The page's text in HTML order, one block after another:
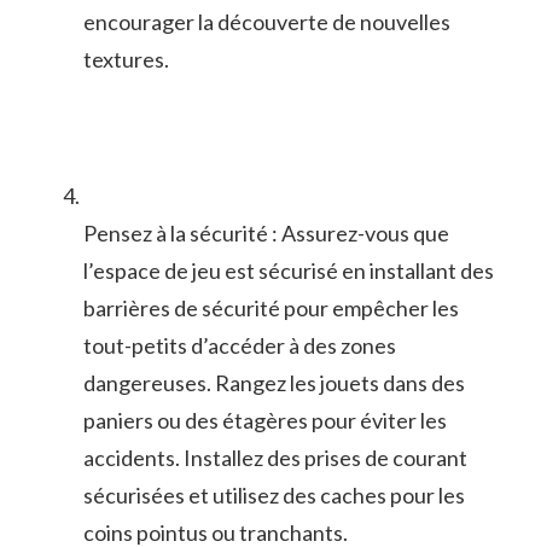
encourager la découverte de ⁢nouvelles
textures.
Pensez à‍ la sécurité​ : Assurez-vous que
l’espace de jeu est sécurisé en installant⁢ des
barrières de sécurité ‌pour empêcher​ les
tout-petits d’accéder à des zones
dangereuses.⁢ Rangez​ les jouets dans​ des
paniers ou des étagères pour éviter ⁣les
accidents. Installez des prises de ‍courant
sécurisées et ​utilisez des‍ caches pour⁣ les
coins ⁣pointus ou tranchants.